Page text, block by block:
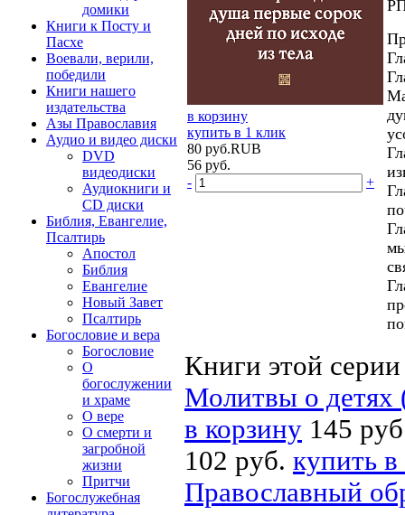
домики
Книги к Посту и
Пасхе
Воевали, верили,
победили
Книги нашего
издательства
Азы Православия
Аудио и видео диски
DVD
видеодиски
Аудиокниги и
CD диски
Библия, Евангелие,
Псалтирь
Апостол
Библия
Евангелие
Новый Завет
Псалтирь
Богословие и вера
Богословие
О
богослужении
и храме
О вере
О смерти и
загробной
жизни
Притчи
Богослужебная
в корзину
купить в 1 клик
80 руб.RUB
56 руб.
-
+
Книги этой серии
Молитвы о
в корзину 145
102 руб. купить
Православный